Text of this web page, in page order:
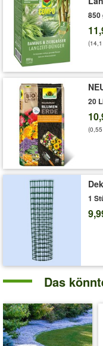
winterharten,
& lieben einen
(Delosperma congesta)
Lieferung ohne Dekotopf.
Art.-Nr.:7003629
Liefergröße:9x9 cm-
'Winterharte
Pflege-Tipps
850
20
1
Das